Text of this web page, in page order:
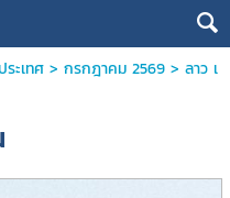
ะเทศ> กรกฎาคม 2569> ลาว เ